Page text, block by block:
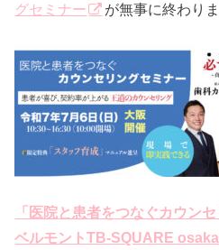
グセミナー
が無事に終わりま
「医院と患者をつなぐカウン
ベルモントTB-SQUARE osaka